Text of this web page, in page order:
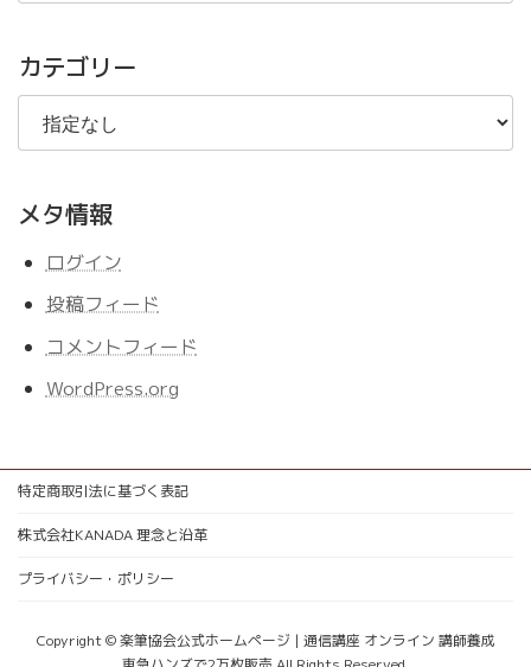
事
カテゴリー
メタ情報
ログイン
投稿フィード
コメントフィード
WordPress.org
特定商取引法に基づく表記
株式会社KANADA 理念と沿革
プライバシー・ポリシー
Copyright © 楽筆協会公式ホームページ | 通信講座 オンライン 講師養成